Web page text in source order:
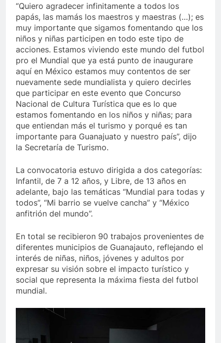
“Quiero agradecer infinitamente a todos los
papás, las mamás los maestros y maestras (…); es
muy importante que sigamos fomentando que los
niños y niñas participen en todo este tipo de
acciones. Estamos viviendo este mundo del futbol
pro el Mundial que ya está punto de inaugurare
aquí en México estamos muy contentos de ser
nuevamente sede mundialista y quiero decirles
que participar en este evento que Concurso
Nacional de Cultura Turística que es lo que
estamos fomentando en los niños y niñas; para
que entiendan más el turismo y porqué es tan
importante para Guanajuato y nuestro país”, dijo
la Secretaría de Turismo.
La convocatoria estuvo dirigida a dos categorías:
Infantil, de 7 a 12 años, y Libre, de 13 años en
adelante, bajo las temáticas “Mundial para todas y
todos”, “Mi barrio se vuelve cancha” y “México
anfitrión del mundo”.
En total se recibieron 90 trabajos provenientes de
diferentes municipios de Guanajauto, reflejando el
interés de niñas, niños, jóvenes y adultos por
expresar su visión sobre el impacto turístico y
social que representa la máxima fiesta del futbol
mundial.